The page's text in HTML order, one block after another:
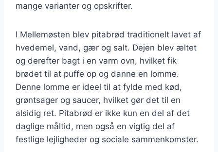
mange varianter og opskrifter.
I Mellemøsten blev pitabrød traditionelt lavet af
hvedemel, vand, gær og salt. Dejen blev æltet
og derefter bagt i en varm ovn, hvilket fik
brødet til at puffe op og danne en lomme.
Denne lomme er ideel til at fylde med kød,
grøntsager og saucer, hvilket gør det til en
alsidig ret. Pitabrød er ikke kun en del af det
daglige måltid, men også en vigtig del af
festlige lejligheder og sociale sammenkomster.